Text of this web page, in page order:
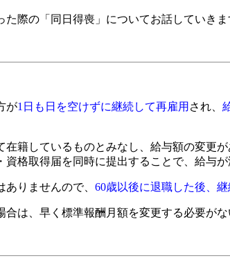
際の「同日得喪」についてお話していきま
が1日も日を空けずに継続して再雇用 され、
籍しているものとみなし、給与額の変更
格取得届を同時に提出することで、給与
りませんので、 60歳以後に退職した後、
は、早く標準報酬月額を変更する必要がな